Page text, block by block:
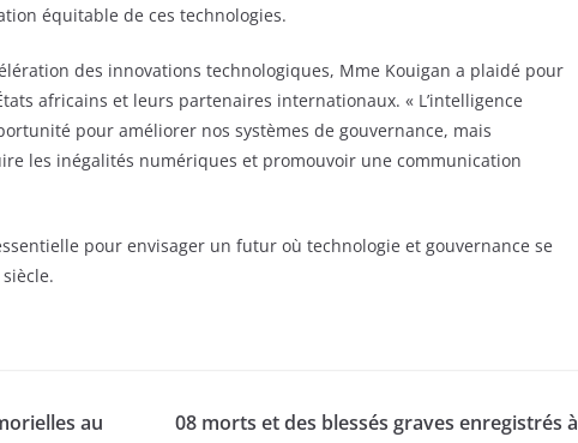
équitable de ces technologies.
des innovations technologiques, Mme Kouigan a plaidé pour
africains et leurs partenaires internationaux. « L’intelligence
pour améliorer nos systèmes de gouvernance, mais
les inégalités numériques et promouvoir une communication
pour envisager un futur où technologie et gouvernance se
au
08 morts et des blessés graves enregistrés à